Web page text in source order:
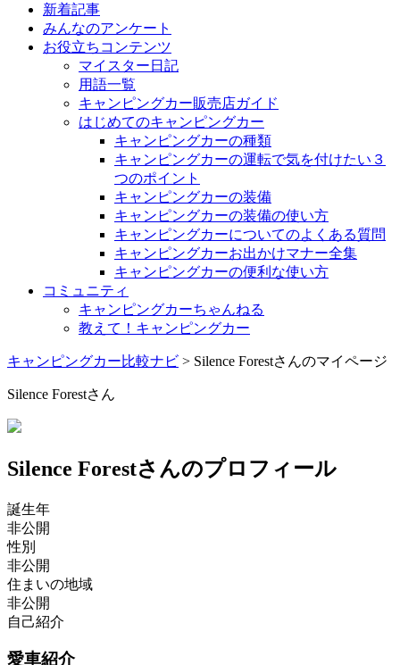
新着記事
みんなのアンケート
お役立ちコンテンツ
マイスター日記
用語一覧
キャンピングカー販売店ガイド
はじめてのキャンピングカー
キャンピングカーの種類
キャンピングカーの運転で気を付けたい３
つのポイント
キャンピングカーの装備
キャンピングカーの装備の使い方
キャンピングカーについてのよくある質問
キャンピングカーお出かけマナー全集
キャンピングカーの便利な使い方
コミュニティ
キャンピングカーちゃんねる
教えて！キャンピングカー
キャンピングカー比較ナビ > Silence Forestさんのマイページ
Silence Forestさん
Silence Forestさんのプロフィール
誕生年
非公開
性別
非公開
住まいの地域
非公開
自己紹介
愛車紹介